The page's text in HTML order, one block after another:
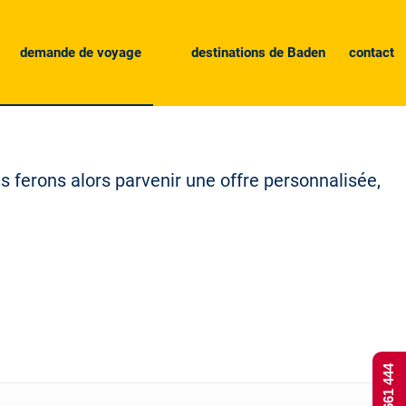
demande de voyage destinations de Baden contact
ferons alors parvenir une offre personnalisée,